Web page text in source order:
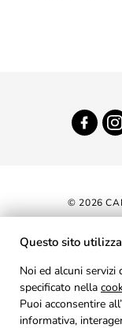
© 2026
Questo sito
Noi ed alcuni servizi
specificato nella
Puoi acconsentire
informativa,